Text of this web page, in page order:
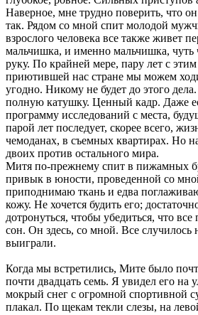
Наверное, мне трудно поверить, что
так. Рядом со мной спит молодой
взрослого человека все также живет
мальчишка, и именно мальчишка, чуть
руку. По крайней мере, пару лет с
приютившей нас стране мы можем
угодно. Никому не будет до этого
полную катушку. Ценный кадр. Даже
программу исследований с места,
парой лет последует, скорее всего,
чемоданах, в съемных квартирах. Но
двоих против остального мира.
Митя по-прежнему спит в пижамных
привык в юности, проведенной со
приподнимаю ткань и едва
кожу. Не хочется будить его;
дотронуться, чтобы убедиться, что
сон. Он здесь, со мной. Все
выиграли.
Когда мы встретились, Мите было
почти двадцать семь. Я увидел его на
мокрый снег с огромной спортивной
плакал. По щекам текли слезы, на